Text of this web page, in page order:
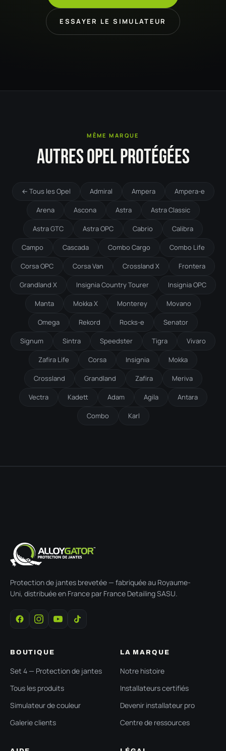
ESSAYER LE SIMULATEUR
MÊME MARQUE
AUTRES OPEL PROTÉGÉES
← Tous les Opel Admiral Ampera Ampera-e
Arena Ascona Astra Astra Classic
Astra GTC Astra OPC Cabrio Calibra
Campo Cascada Combo Cargo Combo Life
Corsa OPC Corsa Van Crossland X Frontera
Grandland X Insignia Country Tourer Insignia OPC
Manta Mokka X Monterey Movano
Omega Rekord Rocks-e Senator
Signum Sintra Speedster Tigra Vivaro
Zafira Life Corsa Insignia Mokka
Crossland Grandland Zafira Meriva
Vectra Kadett Adam Agila Antara
Combo Karl
Protection de jantes brevetée — fabriquée au Royaume-
Uni, distribuée en France par France Detailing SASU.
BOUTIQUE
Set 4 — Protection de jantes
Tous les produits
Simulateur de couleur
Galerie clients
LA MARQUE
Notre histoire
Installateurs certifiés
Devenir installateur pro
Centre de ressources